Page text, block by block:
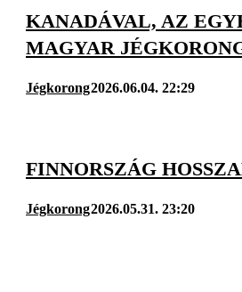
KANADÁVAL, AZ
MAGYAR
Jégkorong2026.06.04. 22:29
FINNORSZÁG
Jégkorong2026.05.31. 23:20